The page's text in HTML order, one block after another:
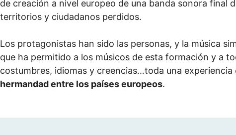
de creación a nivel europeo de una banda sonora final
territorios y ciudadanos perdidos.
Los protagonistas han sido las personas, y la música
que ha permitido a los músicos de esta formación y a
costumbres, idiomas y creencias…toda una
hermandad entre los países europeos.